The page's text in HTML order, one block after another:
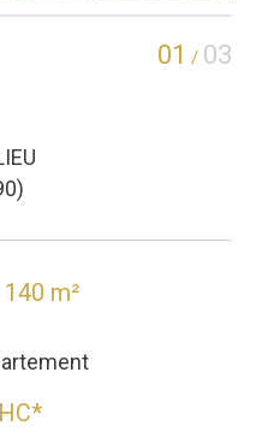
01 / 03
m²
HC*